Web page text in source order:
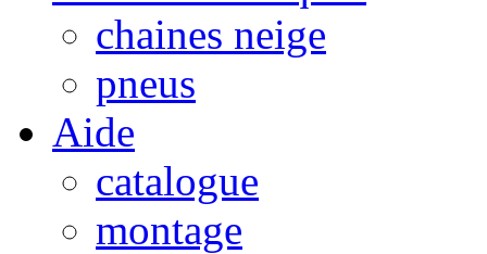
chaines neige
pneus
Aide
catalogue
montage